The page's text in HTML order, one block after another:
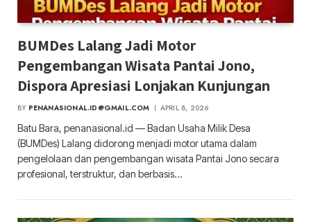
BUMDes Lalang Jadi Motor
Pengembangan Wisata Pantai Jono,
Dispora Apresiasi Lonjakan Kunjungan
BY PENANASIONAL.ID@GMAIL.COM APRIL 8, 2026
Batu Bara, penanasional.id — Badan Usaha Milik Desa
(BUMDes) Lalang didorong menjadi motor utama dalam
pengelolaan dan pengembangan wisata Pantai Jono secara
profesional, terstruktur, dan berbasis…